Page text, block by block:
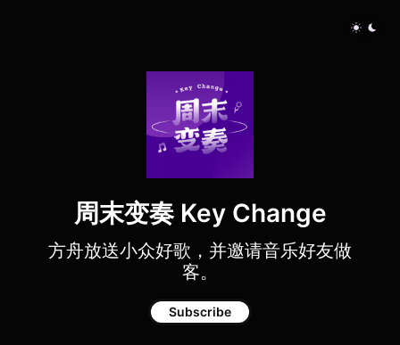
周末变奏 Key Change
方舟放送小众好歌，并邀请音乐好友做
客。
Subscribe